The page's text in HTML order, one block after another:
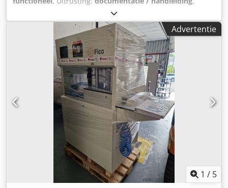
Exenso Comfort – lengteaanslag – Exenso
positioneerbesturing met houdregeling –
Netwerkcompatibel besturingssysteem Windows – 15"
touchscreen bedieningspaneel – Data-import: csv-bestand
(opdrachtenlijst) – TeamViewer geïnstalleerd voor diagnose
op afstand en service Dodpfxozr Ufve Afvokr Automatische
modus: verwerken van snijlijsten Aansluitmogelijkheden
voor barcodescanner en etikettendrukker Software:
optimalisatie van het materiaalverbruik, terugkoppeling
naar branchespecifieke software, enz. Draadloze meetstaaf
GMF: directe bepaling van de actuele afmetingen
TECHNISCHE GEGEVENS: Verstelbare lengtes: standaard:
2.600 mm / 3.600 mm / 4.600 mm / 6.000 mm (speciale
lengtes op aanvraag) Nauwkeurigheid: ± 0,2 mm / 3.000
mm Werkhöhe: ca. 910 mm + max. 50 mm Montagezijde:
rechts of links Besturingssysteem: Windows met HECHT
Exenso-software Stroomaansluiting: 230 V
Advertentie
1 / 5